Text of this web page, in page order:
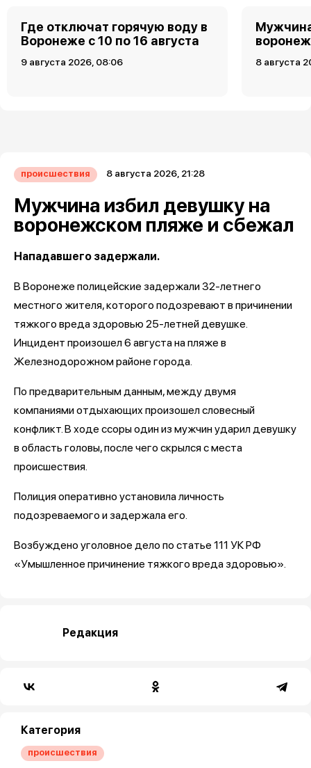
Где отключат горячую воду в
Воронеже с 10 по 16 августа
9 августа 2026, 08:06 8 августа
происшествия 8 августа 2026, 21:28
Мужчина избил девушку на
воронежском пляже и сбежал
Нападавшего задержали.
В Воронеже полицейские задержали 32-летнего
местного жителя, которого подозревают в причинении
тяжкого вреда здоровью 25-летней девушке.
Инцидент произошел 6 августа на пляже в
Железнодорожном районе города.
По предварительным данным, между двумя
компаниями отдыхающих произошел словесный
конфликт. В ходе ссоры один из мужчин ударил девушку
в область головы, после чего скрылся с места
происшествия.
Полиция оперативно установила личность
подозреваемого и задержала его.
Возбуждено уголовное дело по статье 111 УК РФ
«Умышленное причинение тяжкого вреда здоровью».
Редакция
Категория
происшествия